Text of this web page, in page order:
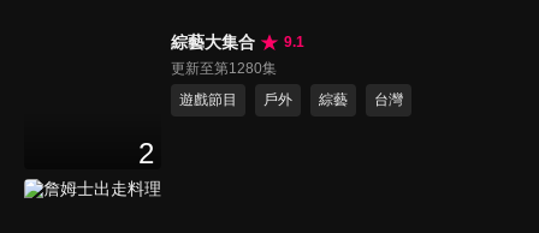
2
綜藝大集合
9.1
更新至第1280集
遊戲節目
戶外 綜藝 台灣